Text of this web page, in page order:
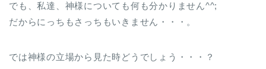
でも、私達、神様についても何も分かりません^^;
だからにっちもさっちもいきません・・・。
では神様の立場から見た時どうでしょう・・・？